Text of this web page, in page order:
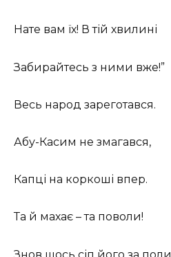
Нате вам їх! В тій хвилині
Забирайтесь з ними вже!”
Весь народ зареготався.
Абу-Касим не змагався,
Капці на коркоші впер.
Та й махає – та поволи!
Знов щось сіп його за поли